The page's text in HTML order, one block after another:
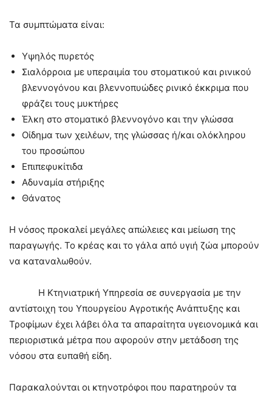
Τα συμπτώματα είναι:
Υψηλός πυρετός
Σιαλόρροια με υπεραιμία του στοματικού και ρινικού
βλεννογόνου και βλεννοπυώδες ρινικό έκκριμα που
φράζει τους μυκτήρες
Έλκη στο στοματικό βλεννογόνο και την γλώσσα
Οίδημα των χειλέων, της γλώσσας ή/και ολόκληρου
του προσώπου
Επιπεφυκίτιδα
Αδυναμία στήριξης
Θάνατος
Η νόσος προκαλεί μεγάλες απώλειες και μείωση της
παραγωγής. Το κρέας και το γάλα από υγιή ζώα μπορούν
να καταναλωθούν.
Η Κτηνιατρική Υπηρεσία σε συνεργασία με την
αντίστοιχη του Υπουργείου Αγροτικής Ανάπτυξης και
Τροφίμων έχει λάβει όλα τα απαραίτητα υγειονομικά και
περιοριστικά μέτρα που αφορούν στην μετάδοση της
νόσου στα ευπαθή είδη.
Παρακαλούνται οι κτηνοτρόφοι που παρατηρούν τα